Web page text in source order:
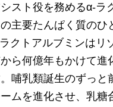
スト役を務めるα-ラ
主要たんぱく質のひ
クトアルブミンはリ
ら何億年もかけて進
哺乳類誕生のずっと
ムを進化させ、乳糖